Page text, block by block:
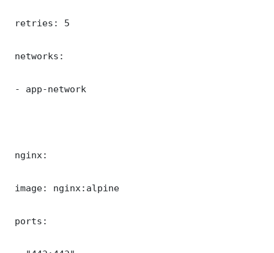
retries: 5
networks:
- app-network
nginx:
image: nginx:alpine
ports: